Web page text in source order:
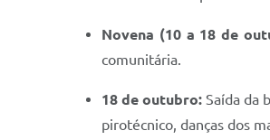
Novena (10 a 18 de
comunitária.
18 de outubro: Saída da
pirotécnico, danças dos